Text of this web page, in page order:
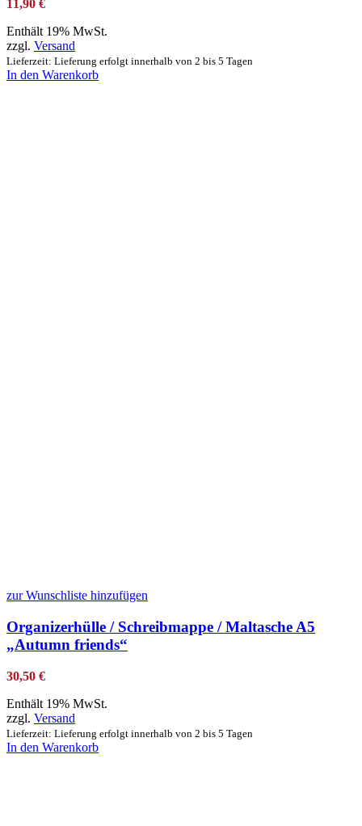
11,90 €
Enthält 19% MwSt.
zzgl. Versand
Lieferzeit: Lieferung erfolgt innerhalb von 2 bis 5 Tagen
In den Warenkorb
zur Wunschliste hinzufügen
Organizerhülle / Schreibmappe / Maltasche A5
„Autumn friends“
30,50 €
Enthält 19% MwSt.
zzgl. Versand
Lieferzeit: Lieferung erfolgt innerhalb von 2 bis 5 Tagen
In den Warenkorb